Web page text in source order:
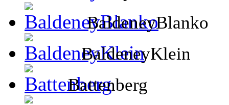
BaldeneyBlanko
BaldeneyKlein
Battenberg